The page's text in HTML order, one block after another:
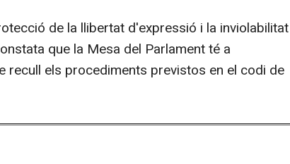
de la llibertat d'expressió i la inviolabilitat
que la Mesa del Parlament té a
recull els procediments previstos en el codi de